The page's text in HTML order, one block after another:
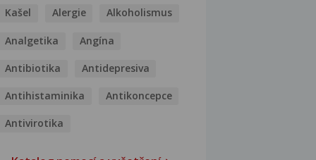
Kašel Alergie Alkoholismus
Analgetika Angína
Antibiotika Antidepresiva
Antihistaminika Antikoncepce
Antivirotika